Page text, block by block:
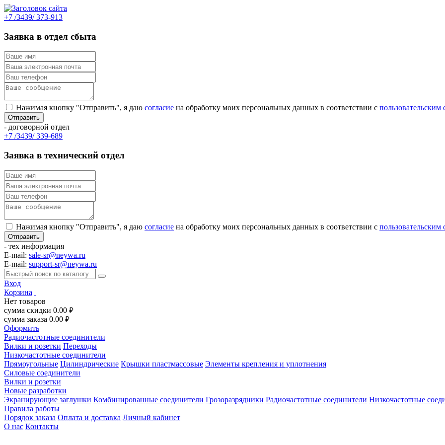
+7 /3439/ 373-913
Заявка в отдел сбыта
Нажимая кнопку "Отправить", я даю согласие на обработку моих персональных данных в соответствии с пользовательским
- договорной отдел
+7 /3439/ 339-689
Заявка в технический отдел
Нажимая кнопку "Отправить", я даю согласие на обработку моих персональных данных в соответствии с пользовательским
- тех информация
E-mail: sale-sr@neywa.ru
E-mail: support-sr@neywa.ru
Вход
Корзина
Нет товаров
сумма скидки 0.00 руб.
сумма заказа 0.00 руб.
Оформить
Радиочастотные соединители
Вилки и розетки Переходы
Низкочастотные соединители
Прямоугольные Цилиндрические Крышки пластмассовые Элементы крепления и уплотнения
Силовые соединители
Вилки и розетки
Новые разработки
Экранирующие заглушки Комбинированные соединители Грозоразрядники Радиочастотные соединители Низкочастотные
Правила работы
Порядок заказа Оплата и доставка Личный кабинет
О нас Контакты